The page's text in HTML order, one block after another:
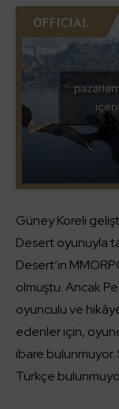
Güney Koreli
Desert oyunuyla
Desert’ın
olmuştu. Ancak
oyunculu ve
edenler için,
ibare bulunmuyor.
Türkçe